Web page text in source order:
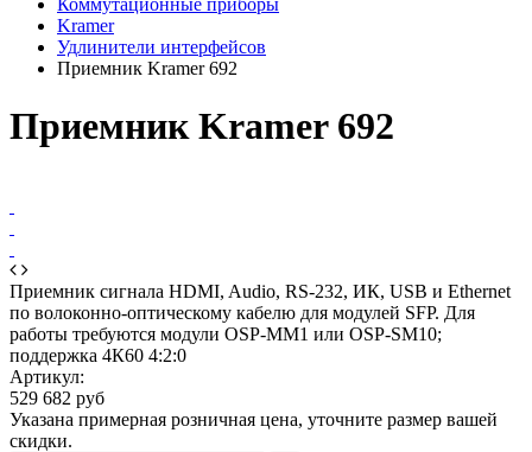
Kramer
Удлинители интерфейсов
Приемник Kramer 692
Приемник Kramer 692
Приемник сигнала HDMI, Audio, RS-232, ИК, USB и Ethernet
по волоконно-оптическому кабелю для модулей SFP. Для
работы требуются модули OSP-MM1 или OSP-SM10;
поддержка 4К60 4:2:0
Артикул:
529 682 руб
Указана примерная розничная цена, уточните размер вашей
скидки.